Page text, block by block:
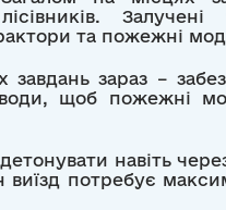
Залучені
та пожежні
зараз –
води, щоб пожежні
навіть
потребує